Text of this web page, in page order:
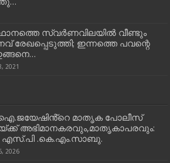
സ്വര്‍ണവിലയില്‍ വീണ്ടും
രേഖപ്പെടുത്തി; ഇന്നത്തെ പവന്റെ
2021
മാതൃക പോലീസ്
അഭിമാനകരവും,മാതൃകാപരവും:
.കെ.എം.സാബു.
2026